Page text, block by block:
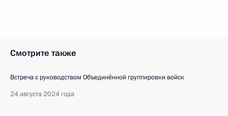
Смотрите также
Встреча с руководством Объединённой группировки войск
24 августа 2024 года